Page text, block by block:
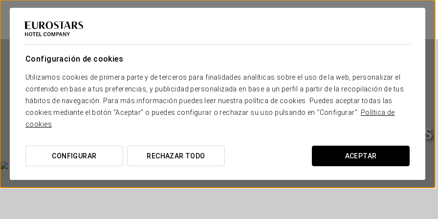
Configuración de cookies
Utilizamos cookies de primera parte y de terceros para finalidades analíticas sobre el uso de la web, personalizar el
contenido en base a tus preferencias, y publicidad personalizada en base a un perfil a partir de la recopilación de tus
hábitos de navegación. Para más información puedes leer nuestra política de cookies. Puedes aceptar todas las
cookies mediante el botón “Aceptar” o puedes configurar o rechazar su uso pulsando en “Configurar”.
Política de
cookies
CONFIGURAR RECHAZAR TODO ACEPTAR
Dorma Málaga Museos
MÁLAGA